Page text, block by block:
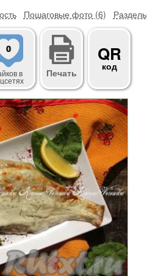
Пошаговые фото (6)
0
в Печать
QR
код